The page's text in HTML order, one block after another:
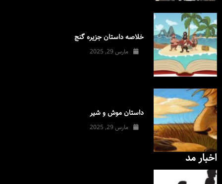
خلاصه داستان جزیره گنج
مارس 29, 2025
داستان موش و شیر
مارس 29, 2025
اخبار مد